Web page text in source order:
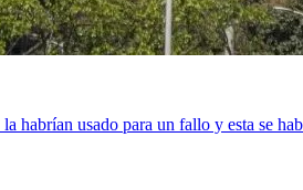
la habrían usado para un fallo y esta se